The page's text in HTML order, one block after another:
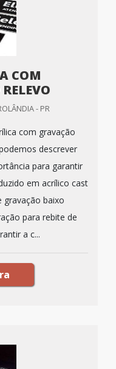
COM
- PR
com gravação
descrever
para garantir
em acrílico cast
gravação baixo
para rebite de
a c...